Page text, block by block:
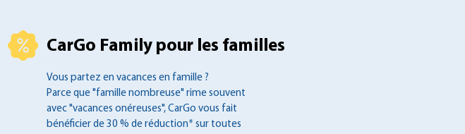
CarGo Family pour les familles
Vous partez en vacances en famille ?
Parce que "famille nombreuse" rime souvent
avec "vacances onéreuses", CarGo vous fait
bénéficier de 30 % de réduction* sur toutes